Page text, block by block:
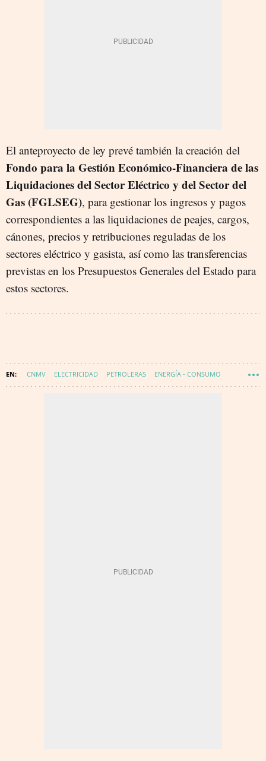
El anteproyecto de ley prevé también la creación del
Fondo para la Gestión Económico-Financiera de las
Liquidaciones del Sector Eléctrico y del Sector del
Gas (FGLSEG), para gestionar los ingresos y pagos
correspondientes a las liquidaciones de peajes, cargos,
cánones, precios y retribuciones reguladas de los
sectores eléctrico y gasista, así como las transferencias
previstas en los Presupuestos Generales del Estado para
estos sectores.
CNMV ELECTRICIDAD PETROLERAS ENERGÍA - CONSUMO